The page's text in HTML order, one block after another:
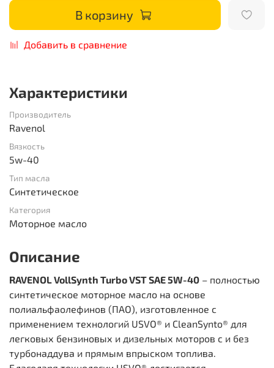
В корзину
Добавить в сравнение
Характеристики
Производитель
Ravenol
Вязкость
5w-40
Тип масла
Синтетическое
Категория
Моторное масло
Описание
RAVENOL VollSynth Turbo VST SAE 5W-40 – полностью
синтетическое моторное масло на основе
полиальфаолефинов (ПАО), изготовленное с
применением технологий USVO® и CleanSynto® для
легковых бензиновых и дизельных моторов с и без
турбонаддува и прямым впрыском топлива.